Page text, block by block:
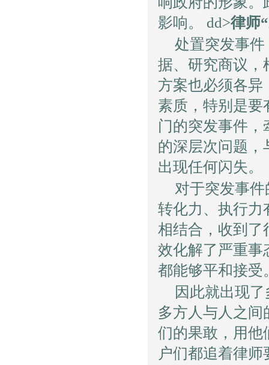
影响。 dd>律师
处置突发事
据、研究商议，
方案也必须各异
素质，特别是要
门的突发事件
的深层次问题，
出现任何闪失。
对于突发事
转化力、执行力
相结合，收到了
效化解了严重事
都能够平和接受
因此就出现
多方人与人之
们的果敢，用他
户们都追着律